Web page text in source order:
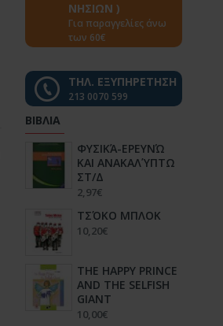
ΝΗΣΙΩΝ )
Για παραγγελίες άνω
των 60€
ΤΗΛ. ΕΞΥΠΗΡΕΤΗΣΗ
213 0070 599
ΒΙΒΛΙΑ
ΦΥΣΙΚΆ-ΕΡΕΥΝΏ
ΚΑΙ ΑΝΑΚΑΛΎΠΤΩ
ΣΤ/Δ
2,97€
ΤΣΌΚΟ ΜΠΛΟΚ
10,20€
THE HAPPY PRINCE
AND THE SELFISH
GIANT
10,00€